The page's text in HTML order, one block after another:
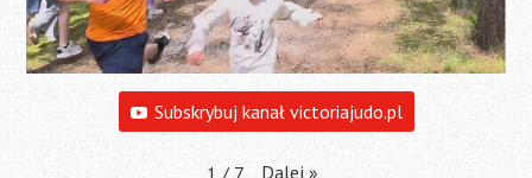
Subskrybuj kanał victoriajudo.pl
Dalej »